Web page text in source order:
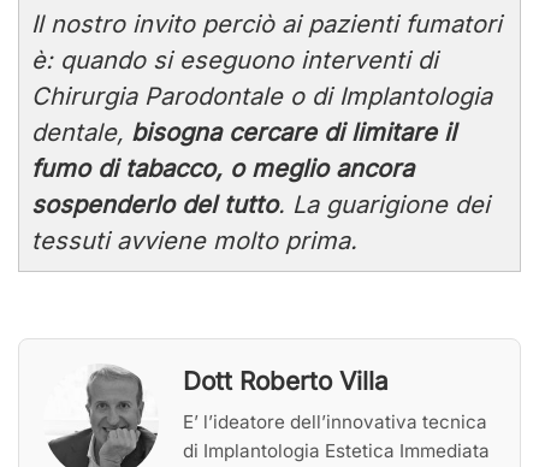
Il nostro invito perciò ai pazienti fumatori
è: quando si eseguono interventi di
Chirurgia Parodontale o di Implantologia
dentale, bisogna cercare di limitare il
fumo di tabacco, o meglio ancora
sospenderlo del tutto. La guarigione dei
tessuti avviene molto prima.
Dott Roberto Villa
E’ l’ideatore dell’innovativa tecnica
di Implantologia Estetica Immediata